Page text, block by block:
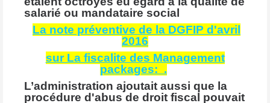
salarié ou mandataire social
La note préventive de la DGFIP d'avril
2016
sur La fiscalite des Management
packages: .
L’administration ajoutait aussi que la
procédure d'abus de droit fiscal pouvait